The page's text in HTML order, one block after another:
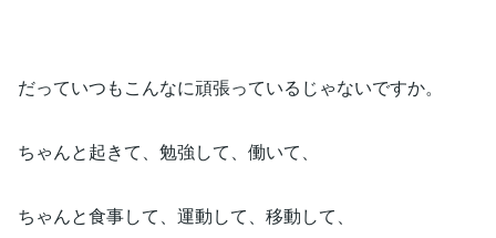
だっていつもこんなに頑張っているじゃないですか。
ちゃんと起きて、勉強して、働いて、
ちゃんと食事して、運動して、移動して、